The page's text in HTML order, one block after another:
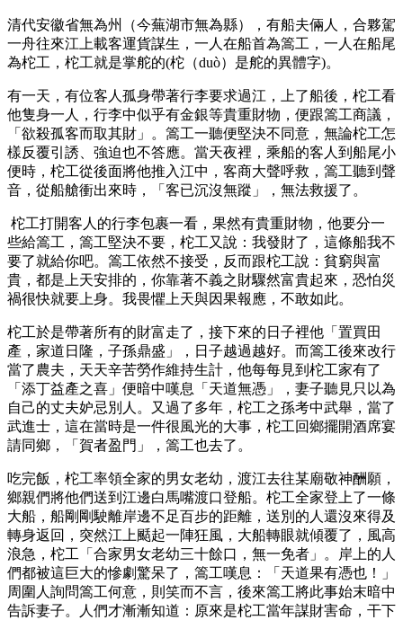
清代安徽省無為州（今蕪湖市無為縣），有船夫倆人，合夥駕
一舟往來江上載客運貨謀生，一人在船首為篙工，一人在船尾
為柁工，柁工就是掌舵的(柁（duò）是舵的異體字)。
有一天，有位客人孤身帶著行李要求過江，上了船後，柁工看
他隻身一人，行李中似乎有金銀等貴重財物，便跟篙工商議，
「欲殺孤客而取其財」。篙工一聽便堅決不同意，無論柁工怎
樣反覆引誘、強迫也不答應。當天夜裡，乘船的客人到船尾小
便時，柁工從後面將他推入江中，客商大聲呼救，篙工聽到聲
音，從船艙衝出來時，「客已沉沒無蹤」，無法救援了。
柁工打開客人的行李包裹一看，果然有貴重財物，他要分一
些給篙工，篙工堅決不要，柁工又說：我發財了，這條船我不
要了就給你吧。篙工依然不接受，反而跟柁工說：貧窮與富
貴，都是上天安排的，你靠著不義之財驟然富貴起來，恐怕災
禍很快就要上身。我畏懼上天與因果報應，不敢如此。
柁工於是帶著所有的財富走了，接下來的日子裡他「置買田
產，家道日隆，子孫鼎盛」，日子越過越好。而篙工後來改行
當了農夫，天天辛苦勞作維持生計，他每每見到柁工家有了
「添丁益產之喜」便暗中嘆息「天道無憑」，妻子聽見只以為
自己的丈夫妒忌別人。又過了多年，柁工之孫考中武舉，當了
武進士，這在當時是一件很風光的大事，柁工回鄉擺開酒席宴
請同鄉，「賀者盈門」，篙工也去了。
吃完飯，柁工率領全家的男女老幼，渡江去往某廟敬神酬願，
鄉親們將他們送到江邊白馬嘴渡口登船。柁工全家登上了一條
大船，船剛剛駛離岸邊不足百步的距離，送別的人還沒來得及
轉身返回，突然江上颳起一陣狂風，大船轉眼就傾覆了，風高
浪急，柁工「合家男女老幼三十餘口，無一免者」。岸上的人
們都被這巨大的慘劇驚呆了，篙工嘆息：「天道果有憑也！」
周圍人詢問篙工何意，則笑而不言，後來篙工將此事始末暗中
告訴妻子。人們才漸漸知道：原來是柁工當年謀財害命，干下